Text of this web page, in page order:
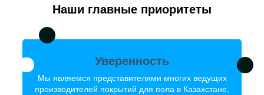
Наши главные приоритеты
Уверенность
Мы являемся представителями многих ведущих
производителей покрытий для пола в Казахстане,